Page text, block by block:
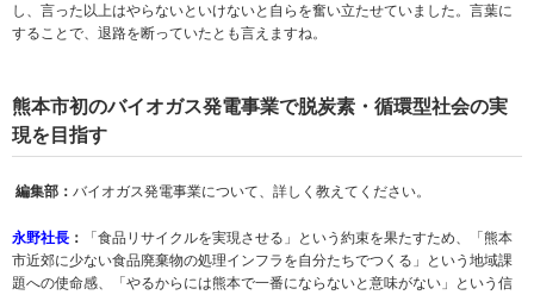
し、言った以上はやらないといけないと自らを奮い立たせていました。言葉に
することで、退路を断っていたとも言えますね。
熊本市初のバイオガス発電事業で脱炭素・循環型社会の実
現を目指す
編集部： バイオガス発電事業について、詳しく教えてください。
永野社長 ：
「食品リサイクルを実現させる」という約束を果たすため、「熊本
市近郊に少ない食品廃棄物の処理インフラを自分たちでつくる」という地域課
題への使命感、「やるからには熊本で一番にならないと意味がない」という信